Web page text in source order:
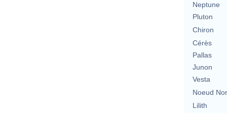
Neptune
Pluton
Chiron
Cérès
Pallas
Junon
Vesta
Noeud
Lilith